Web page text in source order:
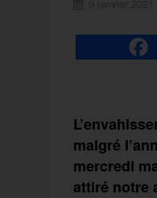
malgré
mercredi
attiré notre